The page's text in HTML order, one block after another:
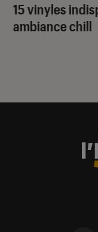
15 vinyles
ambiance chill